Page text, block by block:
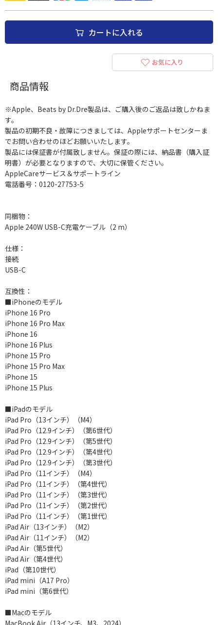
カートに入れる
お気に入り
商品情報
※Apple、Beats by Dr.Dre製品は、ご購入後のご返品は致しかねま
す。
製品の初期不良・故障につきましては、Appleサポートセンターま
でお問い合わせのほどお願いいたします。
製品には保証書が付属致しません。保証の際には、納品書（購入証
明書）が必要となりますので、大切に保管ください。
AppleCareサービス＆サポートライン
電話番号：0120-27753-5
同梱物：
Apple 240W USB-C充電ケーブル（2 m）
仕様：
接続
USB-C
互換性：
■iPhoneのモデル
iPhone 16 Pro
iPhone 16 Pro Max
iPhone 16
iPhone 16 Plus
iPhone 15 Pro
iPhone 15 Pro Max
iPhone 15
iPhone 15 Plus
■iPadのモデル
iPad Pro（13インチ）（M4）
iPad Pro（12.9インチ）（第6世代）
iPad Pro（12.9インチ）（第5世代）
iPad Pro（12.9インチ）（第4世代）
iPad Pro（12.9インチ）（第3世代）
iPad Pro（11インチ）（M4）
iPad Pro（11インチ）（第4世代）
iPad Pro（11インチ）（第3世代）
iPad Pro（11インチ）（第2世代）
iPad Pro（11インチ）（第1世代）
iPad Air（13インチ）（M2）
iPad Air（11インチ）（M2）
iPad Air（第5世代）
iPad Air（第4世代）
iPad（第10世代）
iPad mini（A17 Pro）
iPad mini（第6世代）
■Macのモデル
MacBook Air（13インチ、M3、2024）